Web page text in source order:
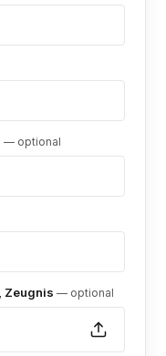
— optional
Zeugnis— optional